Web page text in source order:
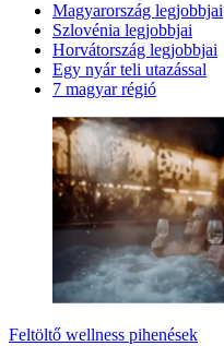
Magyarország legjobbjai
Szlovénia legjobbjai
Horvátország legjobbjai
Egy nyár teli utazással
7 magyar régió
Feltöltő wellness pihenések